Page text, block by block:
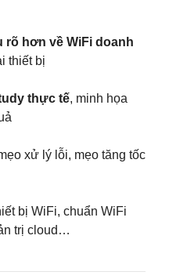
rõ hơn về WiFi doanh
thiết bị
thực tế, minh họa
xử lý lỗi, mẹo tăng tốc
bị WiFi, chuẩn WiFi
trị cloud…